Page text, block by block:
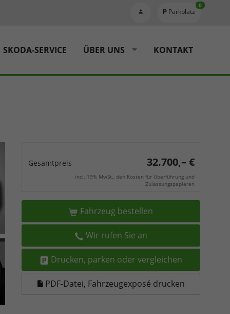
Parkplatz
0
SKODA-SERVICE ÜBER UNS KONTAKT
Gesamtpreis 32.700,– €
incl. 19% MwSt., den Kosten für Überführung und
Zulassungspapieren
Fahrzeug bestellen
Wir rufen Sie an
Drucken, parken oder vergleichen
PDF-Datei, Fahrzeugexposé drucken